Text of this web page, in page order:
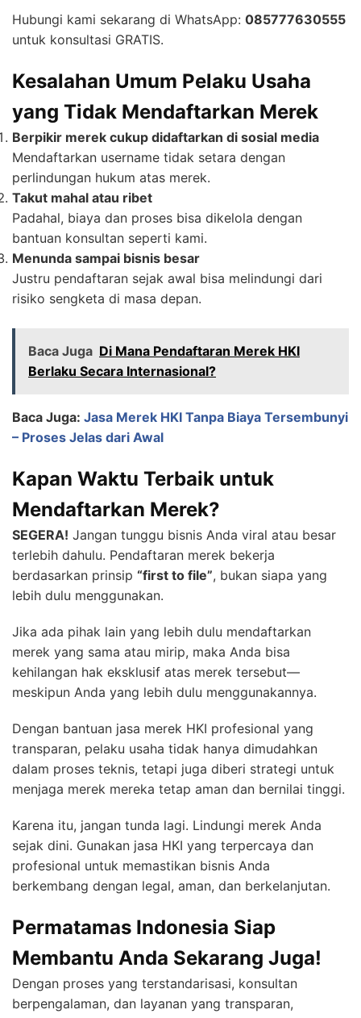
Hubungi kami sekarang di WhatsApp: 085777630555
untuk konsultasi GRATIS.
Kesalahan Umum Pelaku Usaha
yang Tidak Mendaftarkan Merek
Berpikir merek cukup didaftarkan di sosial media
Mendaftarkan username tidak setara dengan
perlindungan hukum atas merek.
Takut mahal atau ribet
Padahal, biaya dan proses bisa dikelola dengan
bantuan konsultan seperti kami.
Menunda sampai bisnis besar
Justru pendaftaran sejak awal bisa melindungi dari
risiko sengketa di masa depan.
Baca Juga Di Mana Pendaftaran Merek HKI
Berlaku Secara Internasional?
Baca Juga: Jasa Merek HKI Tanpa Biaya Tersembunyi
– Proses Jelas dari Awal
Kapan Waktu Terbaik untuk
Mendaftarkan Merek?
SEGERA! Jangan tunggu bisnis Anda viral atau besar
terlebih dahulu. Pendaftaran merek bekerja
berdasarkan prinsip “first to file”, bukan siapa yang
lebih dulu menggunakan.
Jika ada pihak lain yang lebih dulu mendaftarkan
merek yang sama atau mirip, maka Anda bisa
kehilangan hak eksklusif atas merek tersebut—
meskipun Anda yang lebih dulu menggunakannya.
Dengan bantuan jasa merek HKI profesional yang
transparan, pelaku usaha tidak hanya dimudahkan
dalam proses teknis, tetapi juga diberi strategi untuk
menjaga merek mereka tetap aman dan bernilai tinggi.
Karena itu, jangan tunda lagi. Lindungi merek Anda
sejak dini. Gunakan jasa HKI yang terpercaya dan
profesional untuk memastikan bisnis Anda
berkembang dengan legal, aman, dan berkelanjutan.
Permatamas Indonesia Siap
Membantu Anda Sekarang Juga!
Dengan proses yang terstandarisasi, konsultan
berpengalaman, dan layanan yang transparan,